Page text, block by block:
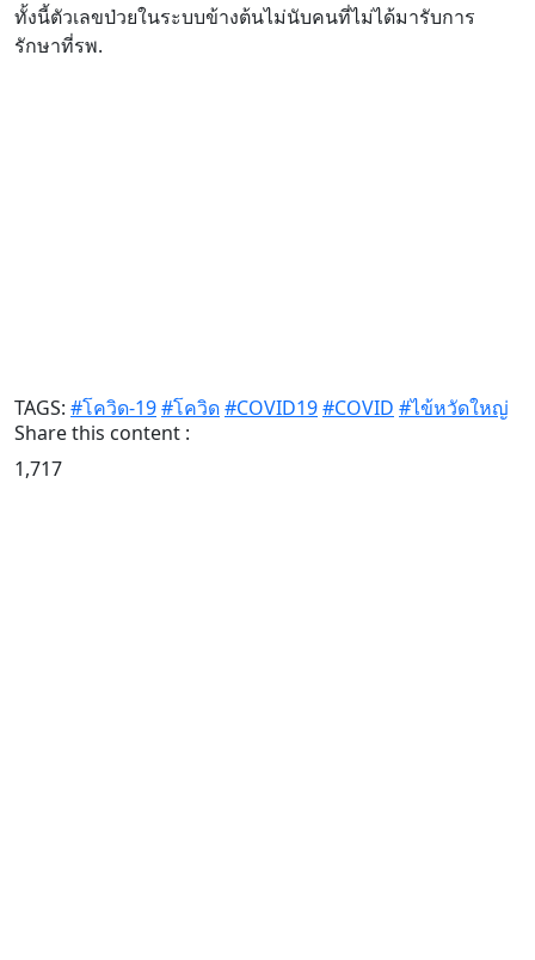
ทั้งนี้ตัวเลขป่วยในระบบข้างต้นไม่นับคนที่ไม่ได้มารับการ
รักษาที่รพ.
TAGS: #โควิด-19#โควิด#COVID19#COVID #ไข้หวัดใหญ่
Share this content :
1,717